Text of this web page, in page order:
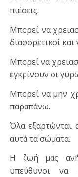
πιέσεις.
Μπορεί να
διαφορετικοί
Μπορεί να
εγκρίνουν οι
Μπορεί να μην
παραπάνω.
Όλα εξαρτώνται
αυτά τα σώματα.
Η ζωή μας
υπεύθυνοι